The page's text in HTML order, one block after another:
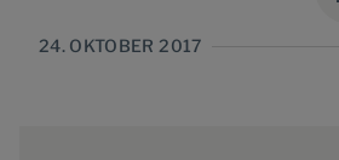
24. OKTOBER 2017